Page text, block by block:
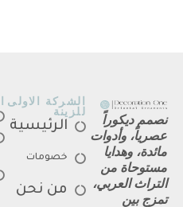
نصمم ديكوراً
عصرياً، وأدوات
مائدة، وهدايا
مستوحاة من
التراث العربي،
تمزج بين
الشركة الاولى
للزينة
الرئيسية
خصومات
من نحن